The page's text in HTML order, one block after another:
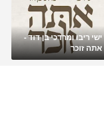
ישי ריבו ומרדכי בן דוד -
אתה זוכר